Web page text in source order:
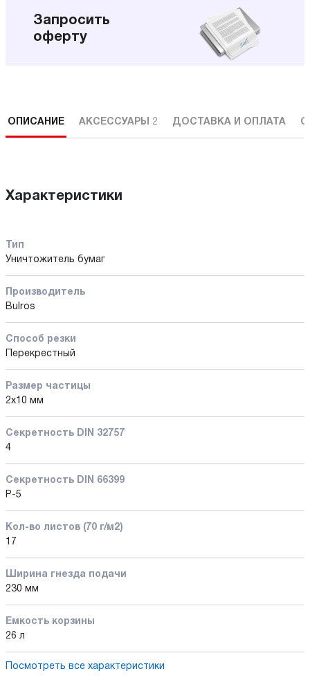
Запросить
оферту
ОПИСАНИЕ АКСЕССУАРЫ 2 ДОСТАВКА И ОПЛАТА
Характеристики
Тип
Уничтожитель бумаг
Производитель
Bulros
Способ резки
Перекрестный
Размер частицы
2x10 мм
Секретность DIN 32757
4
Секретность DIN 66399
P-5
Кол-во листов (70 г/м2)
17
Ширина гнезда подачи
230 мм
Емкость корзины
26 л
Посмотреть все характеристики